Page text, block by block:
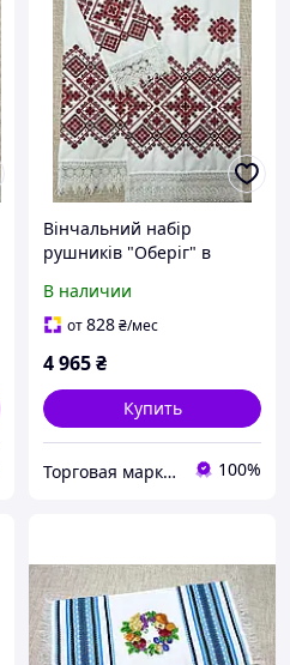
Вінчальний набір
рушників "Оберіг" в
кольорах (4 рушники)
В наличии
от828₴/мес
4 965₴
Купить
Торговая марка "Світ вишивки" Рівненський виробник вишитих виробів 100%